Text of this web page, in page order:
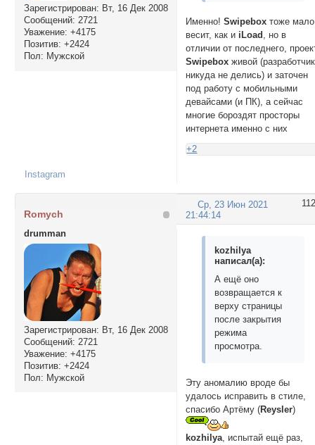
Зарегистрирован: Вт, 16 Дек 2008
Сообщений: 2721
Уважение: +4175
Позитив: +2424
Пол: Мужской
Именно!Swipebox тоже мало
весит, как и iLoad , но в
отличии от последнего,
Swipebox живой
никуда не делись) и заточен
под работу с мобильными
девайсами (и ПК), а сейчас
многие бороздят просторы
интернета именно с них
+2
Instagram
112
Ср, 23 Июн 2021
21:44:14
Romych
drumman
Зарегистрирован: Вт, 16 Дек 2008
Сообщений: 2721
Уважение: +4175
Позитив: +2424
Пол: Мужской
kozhilya
написал(а):
А ещё оно
возвращается к
верху страницы
после закрытия
режима
просмотра.
Эту аномалию вроде бы
удалось исправить в стиле,
спасибо Артёму (Reysler)
kozhilya, испытай ещё раз,